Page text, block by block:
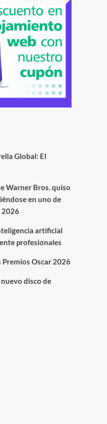
Global: El
Warner Bros. quiso
en uno de
2026
artificial
profesionales
Premios Oscar 2026
disco de